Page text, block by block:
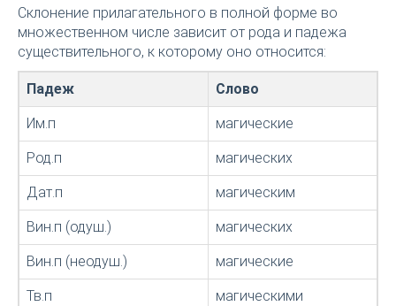
Склонение прилагательного в полной форме во
множественном числе зависит от рода и падежа
существительного, к которому оно относится:
Падеж Слово
Им.п магические
Род.п магических
Дат.п магическим
Вин.п (одуш.) магических
Вин.п (неодуш.) магические
Тв.п магическими